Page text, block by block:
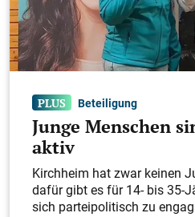
Beteiligung
Junge Menschen
aktiv
Kirchheim hat zwar keinen
dafür gibt es für 14- bis 35-
sich parteipolitisch zu